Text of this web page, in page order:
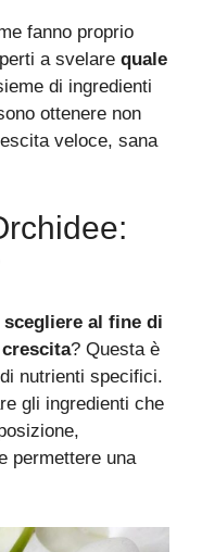
fanno proprio
a svelare quale
di ingredienti
ottenere non
veloce, sana
al fine di
? Questa è
nutrienti specifici.
gli ingredienti che
permettere una